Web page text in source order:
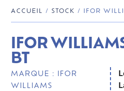
ACCUEIL /STOCK / IFOR
IFOR
BT
MARQUE :
IFOR
WILLIAMS